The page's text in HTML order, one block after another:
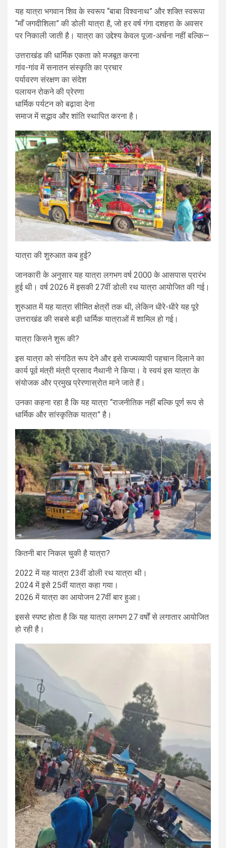
यह यात्रा भगवान शिव के स्वरूप “बाबा विश्वनाथ” और शक्ति स्वरूपा
“माँ जगदीशिला” की डोली यात्रा है, जो हर वर्ष गंगा दशहरा के अवसर
पर निकाली जाती है। यात्रा का उद्देश्य केवल पूजा-अर्चना नहीं बल्कि—
उत्तराखंड की धार्मिक एकता को मजबूत करना
गांव-गांव में सनातन संस्कृति का प्रचार
पर्यावरण संरक्षण का संदेश
पलायन रोकने की प्रेरणा
धार्मिक पर्यटन को बढ़ावा देना
समाज में सद्भाव और शांति स्थापित करना है।
यात्रा की शुरुआत कब हुई?
जानकारी के अनुसार यह यात्रा लगभग वर्ष 2000 के आसपास प्रारंभ
हुई थी। वर्ष 2026 में इसकी 27वीं डोली रथ यात्रा आयोजित की गई।
शुरुआत में यह यात्रा सीमित क्षेत्रों तक थी, लेकिन धीरे-धीरे यह पूरे
उत्तराखंड की सबसे बड़ी धार्मिक यात्राओं में शामिल हो गई।
यात्रा किसने शुरू की?
इस यात्रा को संगठित रूप देने और इसे राज्यव्यापी पहचान दिलाने का
कार्य पूर्व मंत्री मंत्री प्रसाद नैथानी ने किया। वे स्वयं इस यात्रा के
संयोजक और प्रमुख प्रेरणास्रोत माने जाते हैं।
उनका कहना रहा है कि यह यात्रा “राजनीतिक नहीं बल्कि पूर्ण रूप से
धार्मिक और सांस्कृतिक यात्रा” है।
कितनी बार निकल चुकी है यात्रा?
2022 में यह यात्रा 23वीं डोली रथ यात्रा थी।
2024 में इसे 25वीं यात्रा कहा गया।
2026 में यात्रा का आयोजन 27वीं बार हुआ।
इससे स्पष्ट होता है कि यह यात्रा लगभग 27 वर्षों से लगातार आयोजित
हो रही है।